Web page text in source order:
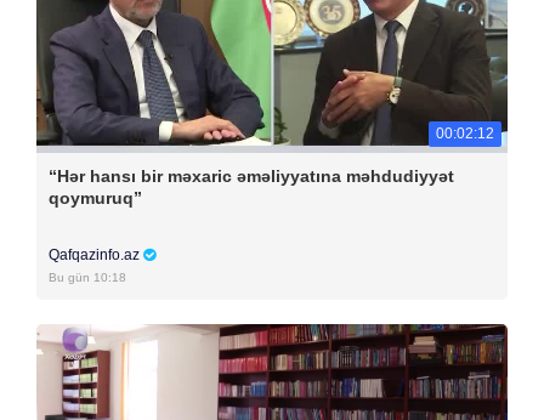
00:02:12
“Hər hansı bir məxaric əməliyyatına məhdudiyyət
qoymuruq”
Qafqazinfo.az
Bu gün 10:18